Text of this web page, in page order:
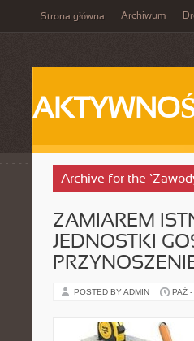
Strona główna Archiwum
Archive for the
ZAMIAREM
JEDNOSTKI
POSTED BY ADMIN PAŹ